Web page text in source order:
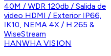
HANWHA VISION